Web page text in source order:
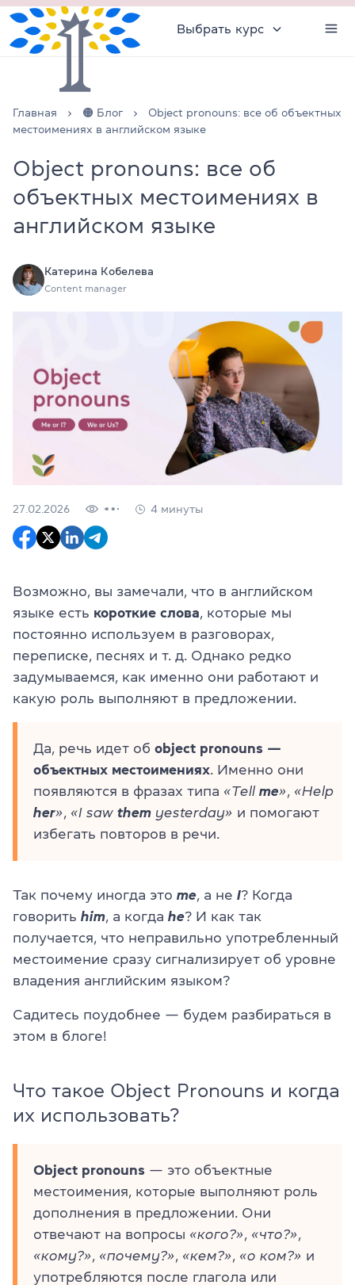
Выбрать курс
Главная 🟠 Блог
Object pronouns: все об объектных
местоимениях в английском языке
Object pronouns: все об
объектных местоимениях в
английском языке
Катерина Кобелева
Content manager
27.02.2026 4 минуты
Возможно, вы замечали, что в английском
языке есть короткие слова , которые мы
постоянно используем в разговорах,
переписке, песнях и т. д. Однако редко
задумываемся, как именно они работают и
какую роль выполняют в предложении.
Да, речь идет об object pronouns —
объектных местоимениях . Именно они
появляются в фразах типа «Tell me»
«Help
her» «I saw them yesterday» и помогают
избегать повторов в речи.
Так почему иногда это me , а не I? Когда
говорить him , а когда he? И как так
получается, что неправильно употребленный
местоимение сразу сигнализирует об уровне
владения английским языком?
Садитесь поудобнее — будем разбираться в
этом в блоге!
Что такое Object Pronouns и когда
их использовать?
Object pronouns — это объектные
местоимения, которые выполняют роль
дополнения в предложении. Они
отвечают на вопросы «кого?» «что?»
«кому?»
«почему?» «кем?» «о ком?» и
употребляются после глагола или